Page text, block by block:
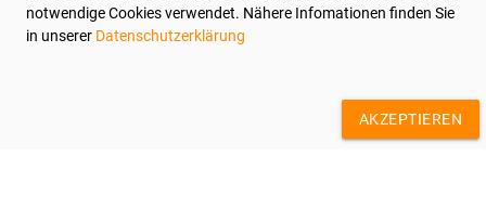
notwendige Cookies verwendet. Nähere Infomationen finden Sie
in unserer Datenschutzerklärung
AKZEPTIEREN
Was